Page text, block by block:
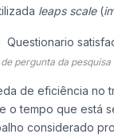
leaps scale(
pergunta da
de eficiência no
o tempo que está
considerado